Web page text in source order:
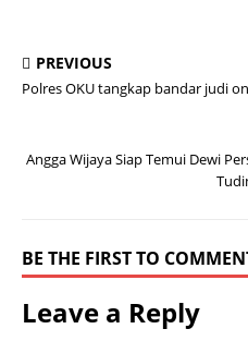
PREVIOUS
Polres OKU tangkap bandar judi
Angga Wijaya Siap Temui Dewi
BE THE FIRST TO
Leave a Reply